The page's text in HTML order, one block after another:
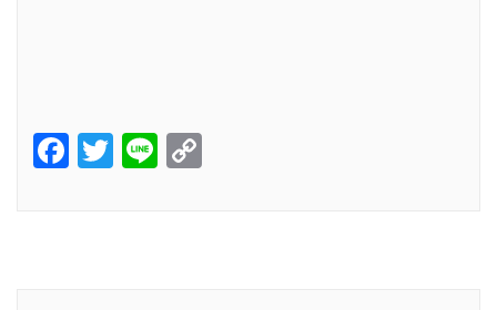
Facebook
Twitter
Line